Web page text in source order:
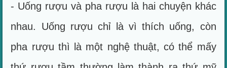
- Uống rượu và pha rượu là hai chuyện khác
nhau. Uống rượu chỉ là vì thích uống, còn
pha rượu thì là một nghệ thuật, có thể mấy